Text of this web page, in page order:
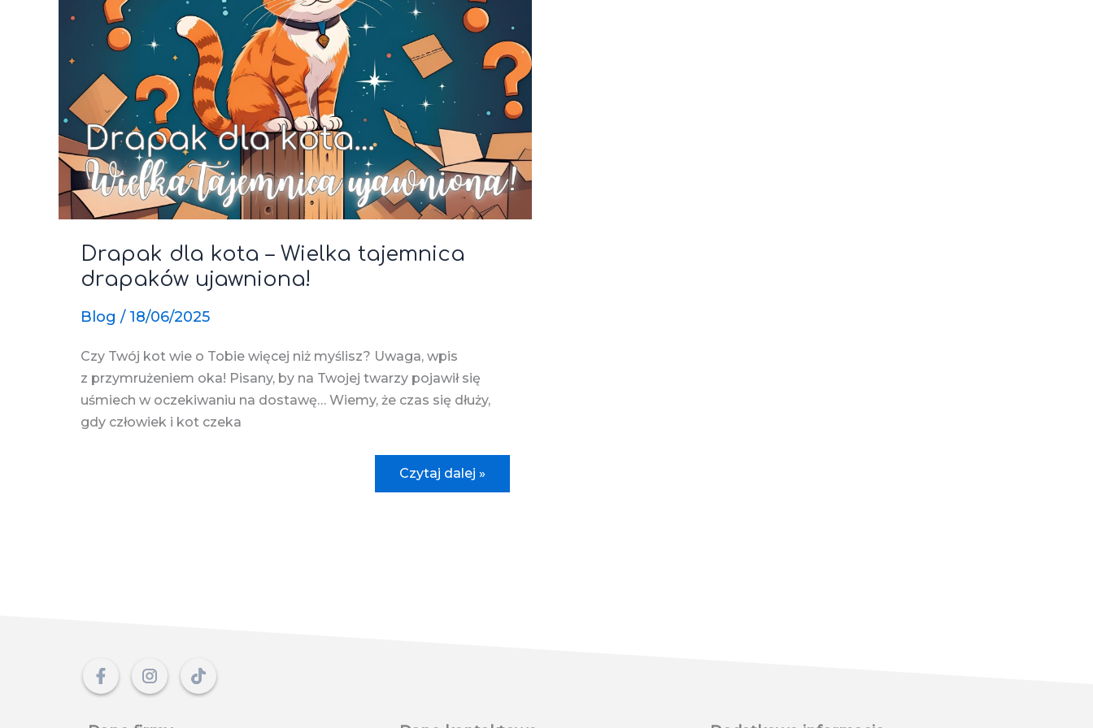
Drapak dla kota – Wielka tajemnica
drapaków ujawniona!
Blog / 18/06/2025
Czy Twój kot wie o Tobie więcej niż myślisz? Uwaga, wpis
z przymrużeniem oka! Pisany, by na Twojej twarzy pojawił się
uśmiech w oczekiwaniu na dostawę… Wiemy, że czas się dłuży,
gdy człowiek i kot czeka
Drapak
dla
Czytaj dalej »